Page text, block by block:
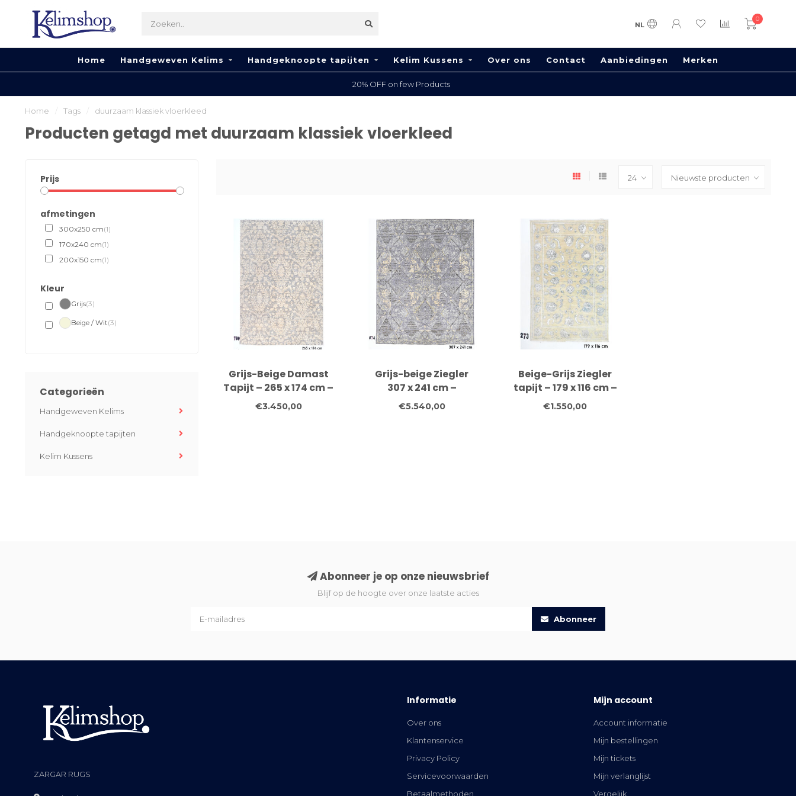
NL
0
Home Handgeweven Kelims Handgeknoopte tapijten Kelim Kussens Over ons Contact Aanbiedingen Merken
20% OFF on few Products
Home Tags duurzaam klassiek vloerkleed
Producten getagd met duurzaam klassiek vloerkleed
Prijs
afmetingen
300x250 cm(1)
170x240 cm(1)
200x150 cm(1)
Kleur
Grijs(3)
Beige / Wit(3)
Categorieën
Handgeweven Kelims
Handgeknoopte tapijten
Kelim Kussens
Grijs-Beige Damast
Tapijt – 265 x 174 cm –
Handgeknoopt van
€3.450,00
Grijs-beige Ziegler
307 x 241 cm –
Handgeknoopt wollen
vloerkleed
€5.540,00
Beige-Grijs Ziegler
tapijt – 179 x 116 cm –
Handgeknoopt wollen
kleed
€1.550,00
Abonneer je op onze nieuwsbrief
Blijf op de hoogte over onze laatste acties
Abonneer
ZARGAR RUGS
Informatie
Over ons
Klantenservice
Privacy Policy
Servicevoorwaarden
Betaalmethoden
Mijn account
Account informatie
Mijn bestellingen
Mijn tickets
Mijn verlanglijst
Vergelijk